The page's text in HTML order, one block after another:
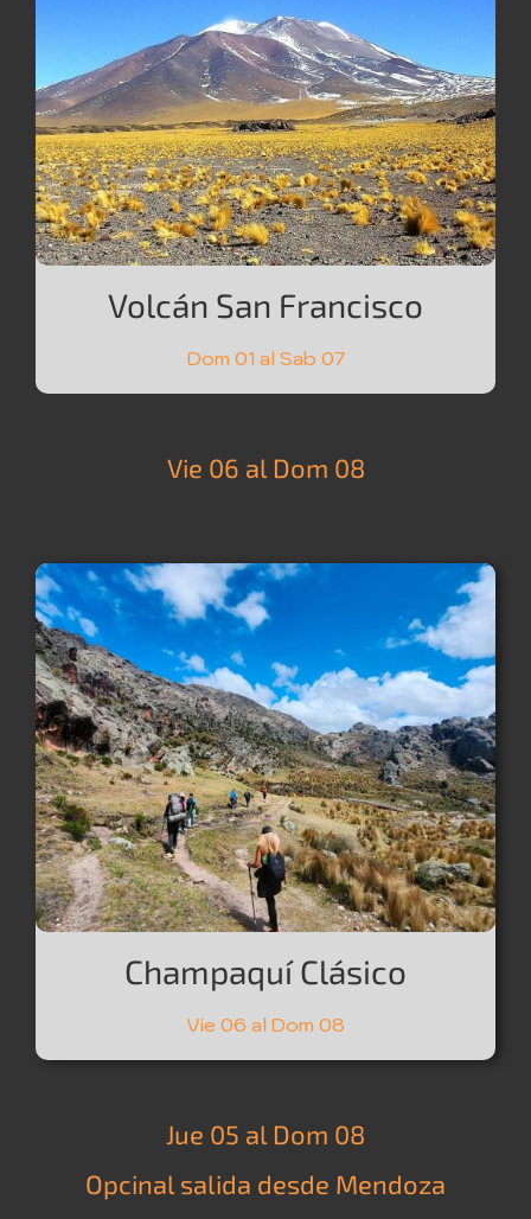
Volcán San Francisco
Dom 01 al Sab 07
Vie 06 al Dom 08
Champaquí Clásico
Vie 06 al Dom 08
Jue 05 al Dom 08
Opcinal salida desde Mendoza